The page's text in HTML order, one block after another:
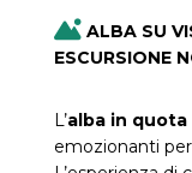
ALBA SU
ESCURSIONE
L’alba in quota
emozionanti